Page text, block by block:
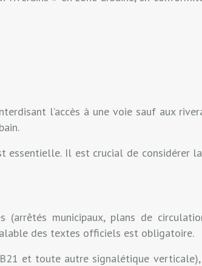
l’accès à une voie sauf aux
Il est crucial de considérer
municipaux, plans de
des textes officiels est obligatoire.
et toute autre signalétique